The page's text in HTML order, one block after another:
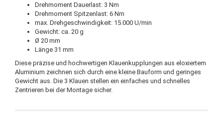
Drehmoment Dauerlast: 3 Nm
Drehmoment Spitzenlast: 6 Nm
max. Drehgeschwindigkeit: 15.000 U/min
Gewicht: ca. 20 g
Ø 20 mm
Länge 31 mm
Diese präzise und hochwertigen Klauenkupplungen aus eloxiertem
Aluminium zeichnen sich durch eine kleine Bauform und geringes
Gewicht aus. Die 3 Klauen stellen ein einfaches und schnelles
Zentrieren bei der Montage sicher.